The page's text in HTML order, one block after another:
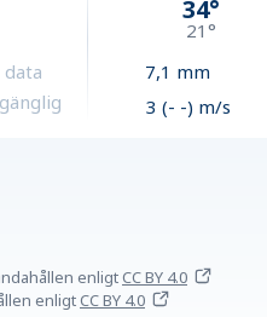
34°
21°
7,1 mm
3 (- -) m/s
enligtCC BY 4.0
enligtCC BY 4.0